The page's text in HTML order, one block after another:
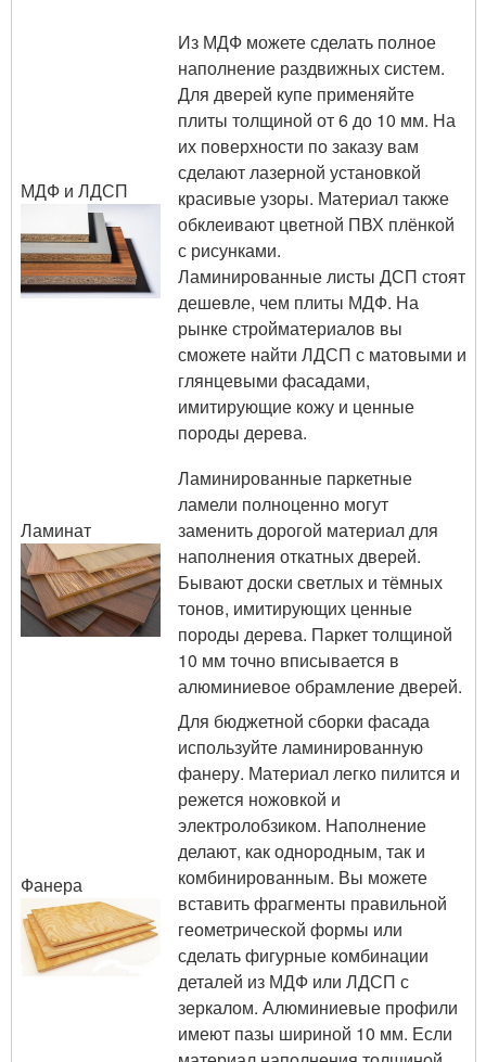
МДФ и ЛДСП
Из МДФ можете сделать полное
наполнение раздвижных систем.
Для дверей купе применяйте
плиты толщиной от 6 до 10 мм. На
их поверхности по заказу вам
сделают лазерной установкой
красивые узоры. Материал также
обклеивают цветной ПВХ плёнкой
с рисунками.
Ламинированные листы ДСП стоят
дешевле, чем плиты МДФ. На
рынке стройматериалов вы
сможете найти ЛДСП с матовыми и
глянцевыми фасадами,
имитирующие кожу и ценные
породы дерева.
Ламинат
Ламинированные паркетные
ламели полноценно могут
заменить дорогой материал для
наполнения откатных дверей.
Бывают доски светлых и тёмных
тонов, имитирующих ценные
породы дерева. Паркет толщиной
10 мм точно вписывается в
алюминиевое обрамление дверей.
Фанера
Для бюджетной сборки фасада
используйте ламинированную
фанеру. Материал легко пилится и
режется ножовкой и
электролобзиком. Наполнение
делают, как однородным, так и
комбинированным. Вы можете
вставить фрагменты правильной
геометрической формы или
сделать фигурные комбинации
деталей из МДФ или ЛДСП с
зеркалом. Алюминиевые профили
имеют пазы шириной 10 мм. Если